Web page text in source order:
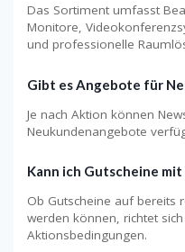
Das Sortiment umfasst
Monitore,
und professionelle
Gibt es Angebote für
Je nach Aktion können
Neukundenangebote
Kann ich Gutscheine
Ob Gutscheine auf bereits
werden können, richtet
Aktionsbedingungen.